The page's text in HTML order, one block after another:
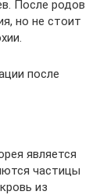
После родов
но не стоит
после
является
частицы
из